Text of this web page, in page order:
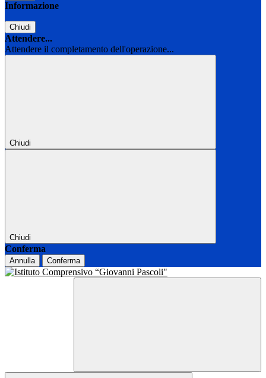
Informazione
Chiudi
Attendere...
Attendere il completamento dell'operazione...
Chiudi
Chiudi
Conferma
Annulla Conferma